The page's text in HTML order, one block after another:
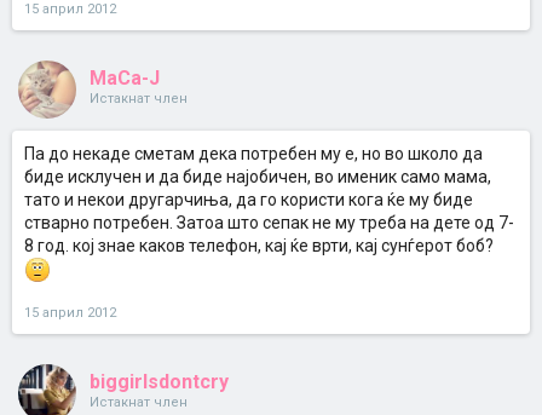
15 април 2012
MaCa-J
Истакнат член
Па до некаде сметам дека потребен му е, но во школо да
биде исклучен и да биде најобичен, во именик само мама,
тато и некои другарчиња, да го користи кога ќе му биде
стварно потребен. Затоа што сепак не му треба на дете од 7-
8 год. кој знае каков телефон, кај ќе врти, кај сунѓерот боб?
15 април 2012
biggirlsdontcry
Истакнат член